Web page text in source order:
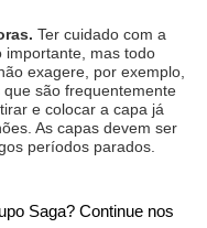
Ter cuidado com a
importante, mas todo
exagere, por exemplo,
são frequentemente
e colocar a capa já
As capas devem ser
períodos parados.
Saga? Continue nos